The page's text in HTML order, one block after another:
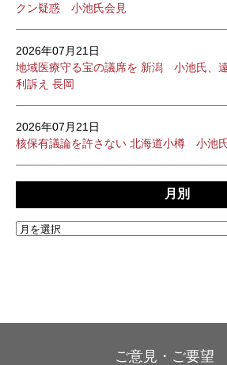
クン疑惑 小池氏会見
2026年07月21日
地域医療守る宝の議席を 新潟 小池氏、
利訴え 長岡
2026年07月21日
核保有議論を許さない 北海道小樽 小池
月別
ご意見・ご要望